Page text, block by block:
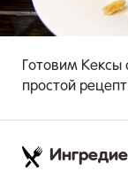
Готовим
простой